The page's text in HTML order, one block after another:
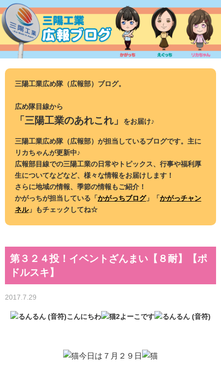
ン
テ
ツ
三陽工業広め隊（広報部）ブログ。
広め隊目線から
「三陽工業のあれこれ」 をお届け♪
三陽工業広め隊（広報部）が担当しているブログです。主に
リカちゃんが更新中♪
広報部目線での三陽工業の日常やトピックス、行事や福利厚
生についてなどなど、様々な情報をお届けします！
さらに地域の情報、季節の情報もご紹介！
かがっちが担当している「かがっちブログ」「かがっチャン
ネル」もチェックしてね☆
第３２４投！イベントざんまい【８耐】【ポ
ドルスキ】
2017.7.29
こんにちわ よーこです
今日は７月２９日